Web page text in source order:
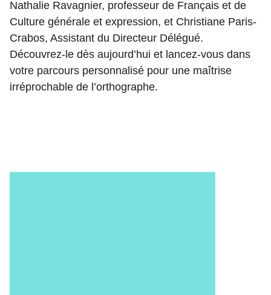
Nathalie Ravagnier, professeur de Français et de
Culture générale et expression, et Christiane Paris-
Crabos, Assistant du Directeur Délégué.
Découvrez-le dès aujourd’hui et lancez-vous dans
votre parcours personnalisé pour une maîtrise
irréprochable de l’orthographe.